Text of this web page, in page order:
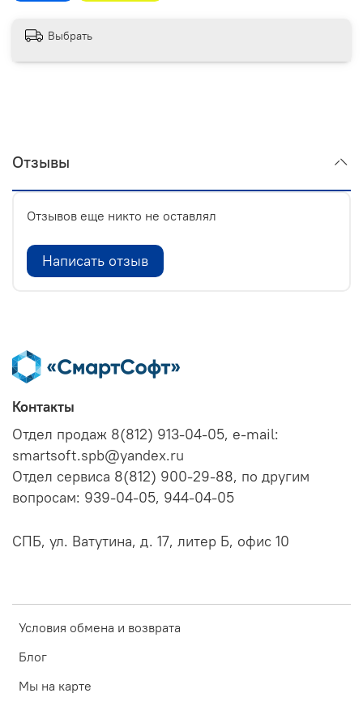
Выбрать
Отзывы
Отзывов еще никто не оставлял
Написать отзыв
Условия обмена и возврата
Блог
Мы на карте
Контакты
Отдел продаж 8(812) 913-04-05, e-mail:
smartsoft.spb@yandex.ru
Отдел сервиса 8(812) 900-29-88, по другим
вопросам: 939-04-05, 944-04-05
СПБ, ул. Ватутина, д. 17, литер Б, офис 10